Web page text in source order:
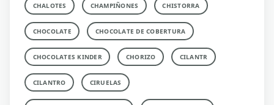
CHALOTES CHAMPIÑONES CHISTORRA
CHOCOLATE CHOCOLATE DE COBERTURA
CHOCOLATES KINDER CHORIZO CILANTR
CILANTRO CIRUELAS